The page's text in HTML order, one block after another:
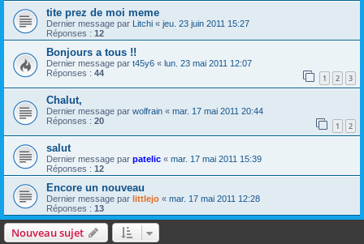
tite prez de moi meme
Dernier message par Litchi « jeu. 23 juin 2011 15:27
Réponses : 12
Bonjours a tous !!
Dernier message par t45y6 « lun. 23 mai 2011 12:07
Réponses : 44 1 2 3
Chalut,
Dernier message par wolfrain « mar. 17 mai 2011 20:44
Réponses : 20 1 2
salut
Dernier message par patelic « mar. 17 mai 2011 15:39
Réponses : 12
Encore un nouveau
Dernier message par littlejo « mar. 17 mai 2011 12:28
Réponses : 13
Nouveau sujet